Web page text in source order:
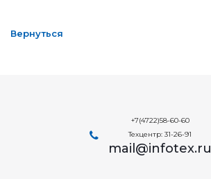
Вернуться
+7(4722)58-60-60
Техцентр: 31-26-91
mail@infotex.ru